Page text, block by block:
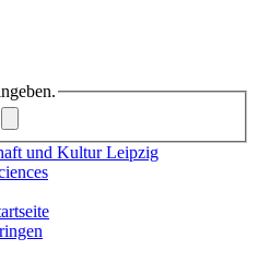
und Kultur Leipzig